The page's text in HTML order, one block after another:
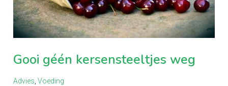
Gooi géén kersensteeltjes weg
Advies Voeding